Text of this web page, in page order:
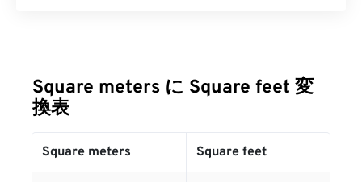
Square meters に Square feet 変
換表
Square meters Square feet